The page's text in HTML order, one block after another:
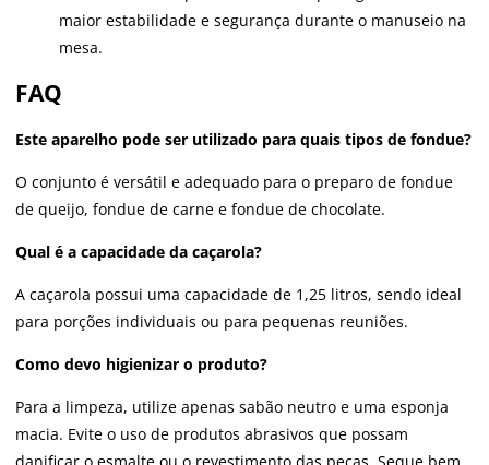
maior estabilidade e segurança durante o manuseio na
mesa.
FAQ
Este aparelho pode ser utilizado para quais tipos de fondue?
O conjunto é versátil e adequado para o preparo de fondue
de queijo, fondue de carne e fondue de chocolate.
Qual é a capacidade da caçarola?
A caçarola possui uma capacidade de 1,25 litros, sendo ideal
para porções individuais ou para pequenas reuniões.
Como devo higienizar o produto?
Para a limpeza, utilize apenas sabão neutro e uma esponja
macia. Evite o uso de produtos abrasivos que possam